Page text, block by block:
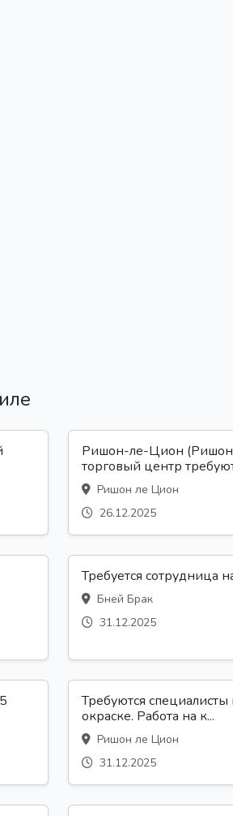
Ришон-ле-Цион
торговый центр
Ришон ле Цион
26.12.2025
Требуется сотрудница
Бней Брак
31.12.2025
Требуются
окраске. Работа на к...
Ришон ле Цион
31.12.2025